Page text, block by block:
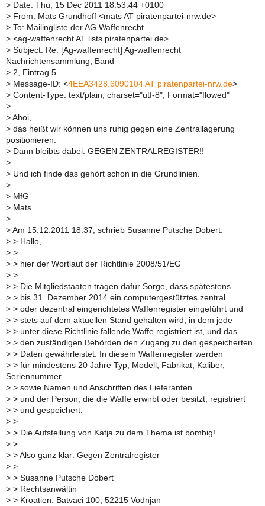
> Date: Thu, 15 Dec 2011 18:53:44 +0100
> From: Mats Grundhoff <mats AT piratenpartei-nrw.de>
> To: Mailingliste der AG Waffenrecht
> <ag-waffenrecht AT lists.piratenpartei.de>
> Subject: Re: [Ag-waffenrecht] Ag-waffenrecht
Nachrichtensammlung, Band
> 2, Eintrag 5
> Message-ID: <4EEA3428.6090104 AT piratenpartei-nrw.de>
> Content-Type: text/plain; charset="utf-8"; Format="flowed"
>
> Ahoi,
> das heißt wir können uns ruhig gegen eine Zentrallagerung
positionieren.
> Dann bleibts dabei. GEGEN ZENTRALREGISTER!!
>
> Und ich finde das gehört schon in die Grundlinien.
>
> MfG
> Mats
>
> Am 15.12.2011 18:37, schrieb Susanne Putsche Dobert:
> > Hallo,
> >
> > hier der Wortlaut der Richtlinie 2008/51/EG
> >
> > Die Mitgliedstaaten tragen dafür Sorge, dass spätestens
> > bis 31. Dezember 2014 ein computergestütztes zentral
> > oder dezentral eingerichtetes Waffenregister eingeführt und
> > stets auf dem aktuellen Stand gehalten wird, in dem jede
> > unter diese Richtlinie fallende Waffe registriert ist, und das
> > den zuständigen Behörden den Zugang zu den gespeicherten
> > Daten gewährleistet. In diesem Waffenregister werden
> > für mindestens 20 Jahre Typ, Modell, Fabrikat, Kaliber,
Seriennummer
> > sowie Namen und Anschriften des Lieferanten
> > und der Person, die die Waffe erwirbt oder besitzt, registriert
> > und gespeichert.
> >
> > Die Aufstellung von Katja zu dem Thema ist bombig!
> >
> > Also ganz klar: Gegen Zentralregister
> >
> > Susanne Putsche Dobert
> > Rechtsanwältin
> > Kroatien: Batvaci 100, 52215 Vodnjan